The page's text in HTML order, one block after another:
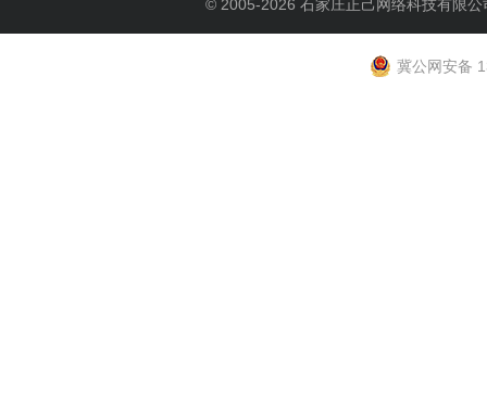
© 2005-2026 石家庄正己网络科技有限
冀公网安备